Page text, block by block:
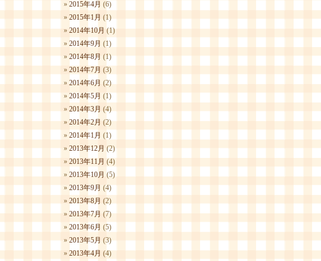
2015年4月 (6)
2015年1月 (1)
2014年10月 (1)
2014年9月 (1)
2014年8月 (1)
2014年7月 (3)
2014年6月 (2)
2014年5月 (1)
2014年3月 (4)
2014年2月 (2)
2014年1月 (1)
2013年12月 (2)
2013年11月 (4)
2013年10月 (5)
2013年9月 (4)
2013年8月 (2)
2013年7月 (7)
2013年6月 (5)
2013年5月 (3)
2013年4月 (4)